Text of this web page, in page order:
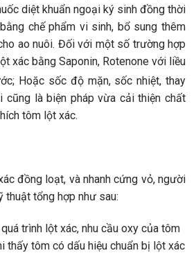
diệt khuẩn ngoại ký sinh đồng thời
chế phẩm vi sinh, bổ sung thêm
ao nuôi. Đối với một số trường hợp
xác bằng Saponin, Rotenone với liều
Hoặc sốc độ mặn, sốc nhiệt, thay
cũng là biện pháp vừa cải thiện chất
tôm lột xác.
đồng loạt, và nhanh cứng vỏ, người
thuật tổng hợp như sau:
trình lột xác, nhu cầu oxy của tôm
thấy tôm có dấu hiệu chuẩn bị lột xác